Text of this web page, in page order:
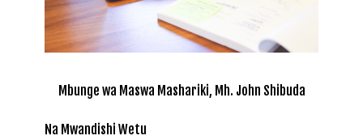
Mbunge wa Maswa Mashariki, Mh. John Shibuda
Na Mwandishi Wetu